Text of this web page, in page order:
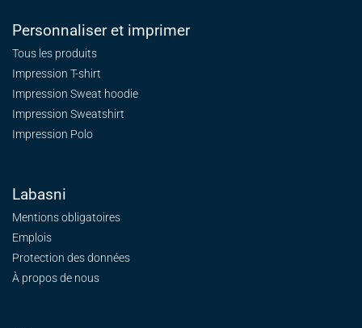
Personnaliser et imprimer
Tous les produits
Impression T-shirt
Impression Sweat hoodie
Impression Sweatshirt
Impression Polo
Labasni
Mentions obligatoires
Emplois
Protection des données
À propos de nous